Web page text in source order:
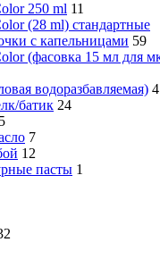
250 ml 11
(28 ml) стандартные
с капельницами 59
(фасовка 15 мл для
водоразбавляемая)
батик 24
5
7
12
пасты 1